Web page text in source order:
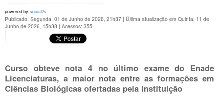
powered by social2s
Publicado: Segunda, 01 de Junho de 2026, 21h37 | Última atualização em Quinta, 11 de
Junho de 2026, 15h38 | Acessos: 355
Curso obteve nota 4 no último exame do Enade
Licenciaturas, a maior nota entre as formações em
Ciências Biológicas ofertadas pela Instituição